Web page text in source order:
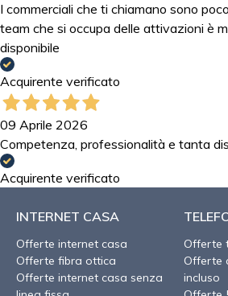
I commerciali che ti chiamano sono
team che si occupa delle attivazioni è
disponibile
Acquirente verificato
09 Aprile 2026
Competenza, professionalità e tanta
Acquirente verificato
INTERNET CASA
Offerte internet casa
Offerte fibra ottica
Offerte internet casa senza
Offerte
Offerte
incluso